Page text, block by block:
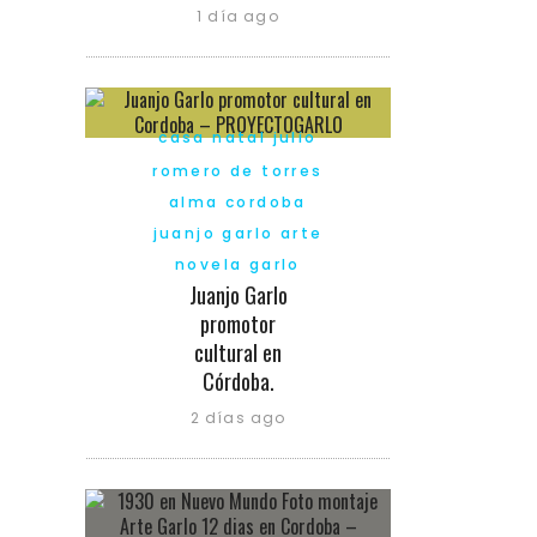
1 día ago
casa natal julio
romero de torres
alma cordoba
juanjo garlo arte
novela garlo
Juanjo Garlo
promotor
cultural en
Córdoba.
2 días ago